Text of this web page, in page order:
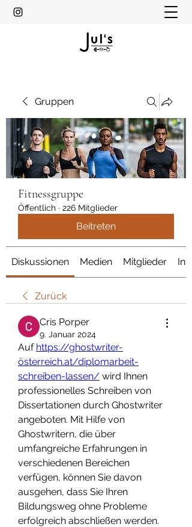
Gruppen
Fitnessgruppe
Öffentlich · 226 Mitglieder
Beitreten
Diskussionen Medien Mitglieder Info
Zurück
Cris Porper
9. Januar 2024
Auf https://ghostwriter-
österreich.at/diplomarbeit-
schreiben-lassen/ wird Ihnen
professionelles Schreiben von
Dissertationen durch Ghostwriter
angeboten. Mit Hilfe von
Ghostwritern, die über
umfangreiche Erfahrungen in
verschiedenen Bereichen
verfügen, können Sie davon
ausgehen, dass Sie Ihren
Bildungsweg ohne Probleme
erfolgreich abschließen werden.